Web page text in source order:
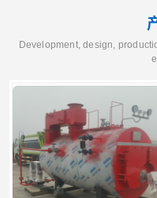
Development, design,